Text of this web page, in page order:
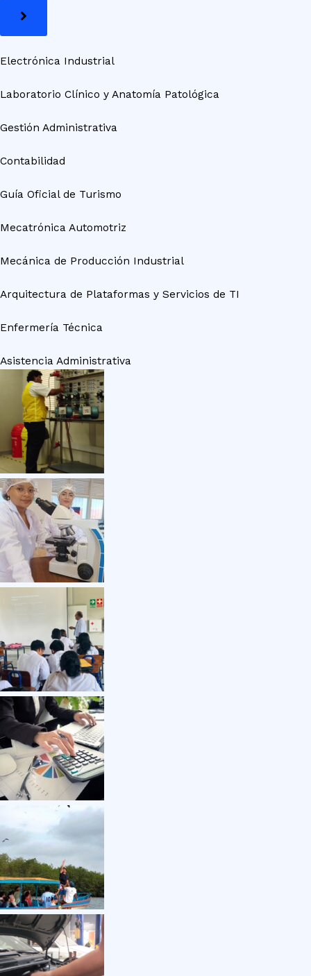
Electrónica Industrial
Laboratorio Clínico y Anatomía Patológica
Gestión Administrativa
Contabilidad
Guía Oficial de Turismo
Mecatrónica Automotriz
Mecánica de Producción Industrial
Arquitectura de Plataformas y Servicios de TI
Enfermería Técnica
Asistencia Administrativa